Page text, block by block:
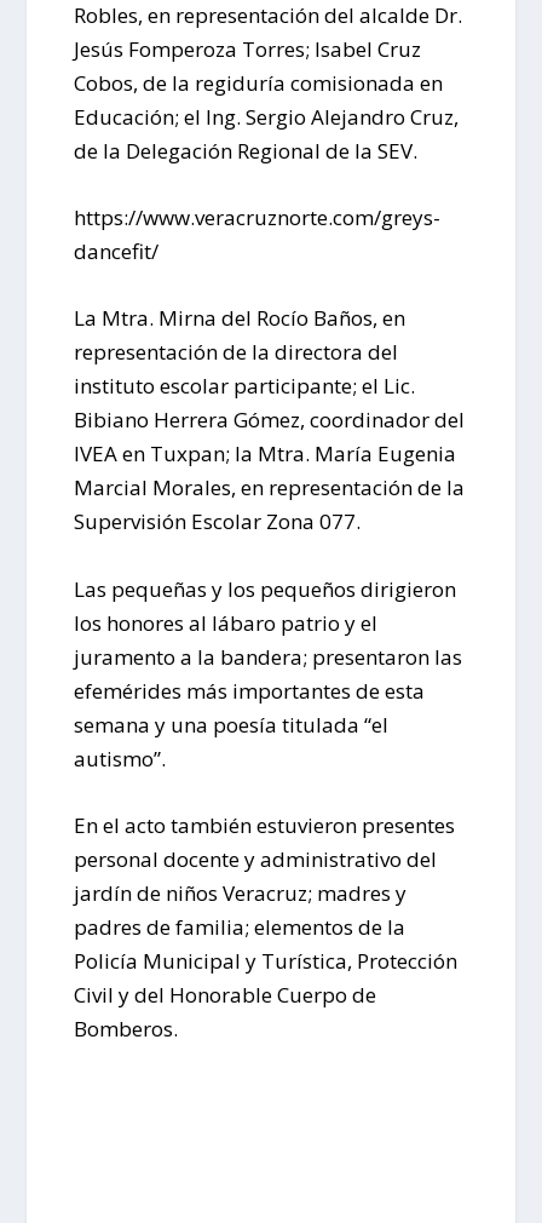
Robles, en representación del alcalde Dr.
Jesús Fomperoza Torres; Isabel Cruz
Cobos, de la regiduría comisionada en
Educación; el Ing. Sergio Alejandro Cruz,
de la Delegación Regional de la SEV.
https://www.veracruznorte.com/greys-
dancefit/
La Mtra. Mirna del Rocío Baños, en
representación de la directora del
instituto escolar participante; el Lic.
Bibiano Herrera Gómez, coordinador del
IVEA en Tuxpan; la Mtra. María Eugenia
Marcial Morales, en representación de la
Supervisión Escolar Zona 077.
Las pequeñas y los pequeños dirigieron
los honores al lábaro patrio y el
juramento a la bandera; presentaron las
efemérides más importantes de esta
semana y una poesía titulada “el
autismo”.
En el acto también estuvieron presentes
personal docente y administrativo del
jardín de niños Veracruz; madres y
padres de familia; elementos de la
Policía Municipal y Turística, Protección
Civil y del Honorable Cuerpo de
Bomberos.